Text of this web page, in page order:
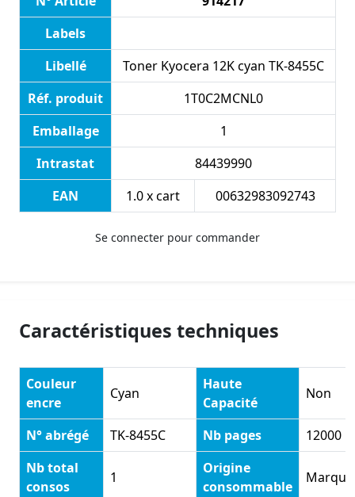
Labels
Libellé
Toner Kyocera 12K cyan TK-8455C
Réf. produit
1T0C2MCNL0
Emballage
1
Intrastat
84439990
EAN
1.0 x cart 00632983092743
Se connecter pour commander
Caractéristiques techniques
Couleur
encre
Cyan
Haute
Capacité
Non
N° abrégé TK-8455C Nb pages
12000
Nb total
consos
1
Origine
consommable
Marque